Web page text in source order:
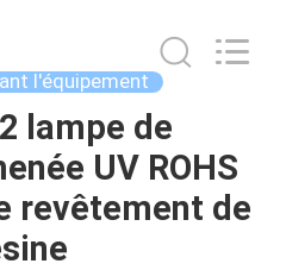
l'équipement
lampe de
UV ROHS
revêtement de